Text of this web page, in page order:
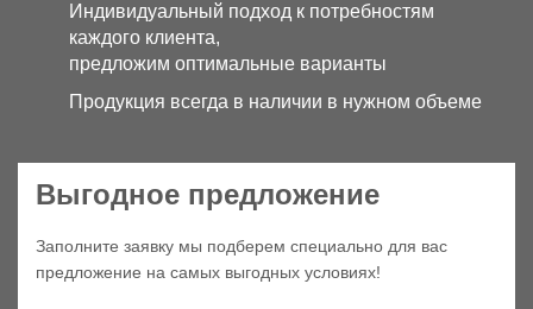
Индивидуальный подход к потребностям
каждого клиента,
предложим оптимальные варианты
Продукция всегда в наличии в нужном объеме
Выгодное предложение
Заполните заявку мы подберем специально для вас
предложение на самых выгодных условиях!